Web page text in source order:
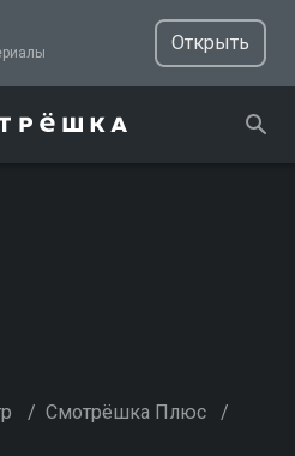
и сериалы
Открыть
/ Смотрёшка Плюс /